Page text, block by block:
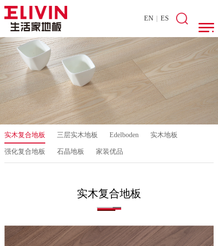
EN ES
实木复合地板 三层实木地板 Edelboden 实木地板
强化复合地板 石晶地板 家装优品
实木复合地板